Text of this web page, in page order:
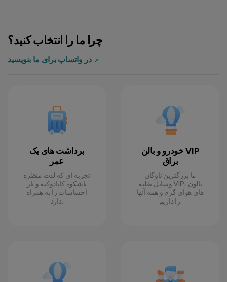
چرا ما را انتخاب کنید؟
در واتساپ برای ما بنویسید
برداشت های یک
عمر
تجربه ای که لذت منظره
باشکوه کاپادوکیه و بار
احساسات را به همراه
دارد.
خودرو و بالن VIP
براق
ما بزرگترین ناوگان
وسایل نقلیه VIP، بالون
های هوای گرم و همه آنها
را داریم.